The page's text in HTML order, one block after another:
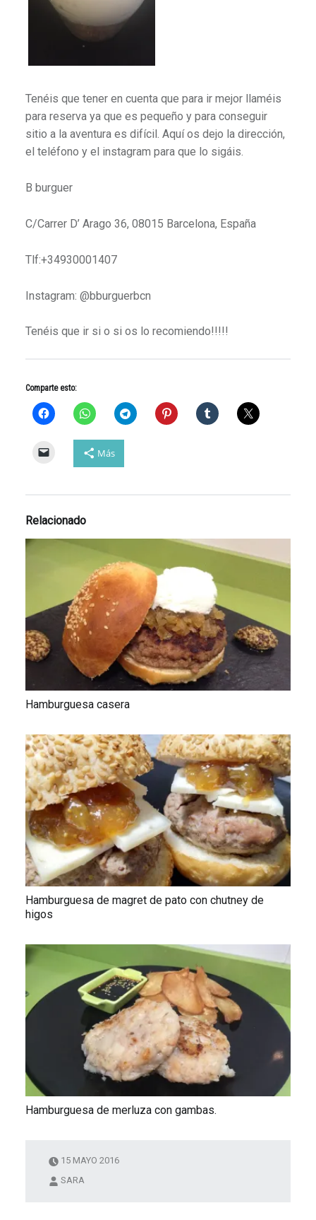
Tenéis que tener en cuenta que para ir mejor llaméis
para reserva ya que es pequeño y para conseguir
sitio a la aventura es difícil. Aquí os dejo la dirección,
el teléfono y el instagram para que lo sigáis.
B burguer
C/Carrer D’ Arago 36, 08015 Barcelona, España
Tlf:+34930001407
Instagram: @bburguerbcn
Tenéis que ir si o si os lo recomiendo!!!!!
Comparte esto:
Más
Relacionado
Hamburguesa casera
Hamburguesa de magret de pato con chutney de
higos
Hamburguesa de merluza con gambas.
15 MAYO 2016
SARA